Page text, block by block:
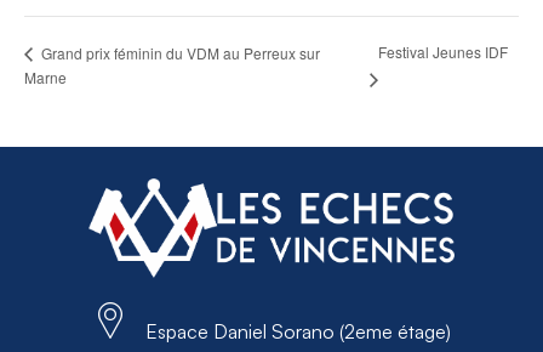
Grand prix féminin du VDM au Perreux sur
Marne
Festival Jeunes IDF
Espace Daniel Sorano (2eme étage)